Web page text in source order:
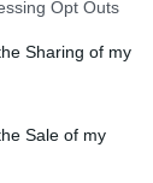
Opt Outs
Sharing of my
Sale of my